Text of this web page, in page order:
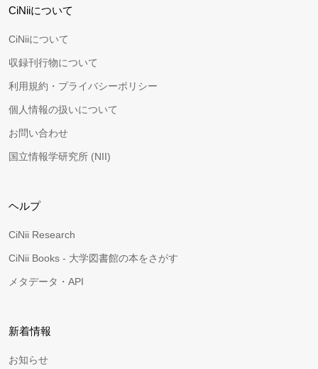
CiNiiについて
CiNiiについて
収録刊行物について
利用規約・プライバシーポリシー
個人情報の扱いについて
お問い合わせ
国立情報学研究所 (NII)
ヘルプ
CiNii Research
CiNii Books - 大学図書館の本をさがす
メタデータ・API
新着情報
お知らせ